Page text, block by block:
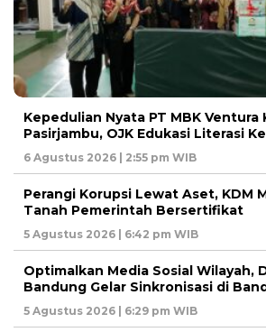
Kepedulian Nyata PT MBK Ventura
Pasirjambu, OJK Edukasi Literasi
6 Agustus 2026 | 2:55 pm WIB
Perangi Korupsi Lewat Aset, KDM
Tanah Pemerintah Bersertifikat
5 Agustus 2026 | 6:42 pm WIB
Optimalkan Media Sosial Wilayah,
Bandung Gelar Sinkronisasi di
5 Agustus 2026 | 6:29 pm WIB